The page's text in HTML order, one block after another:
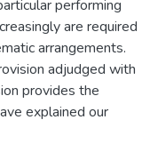
performing
are required
arrangements.
adjudged with
provides the
explained our